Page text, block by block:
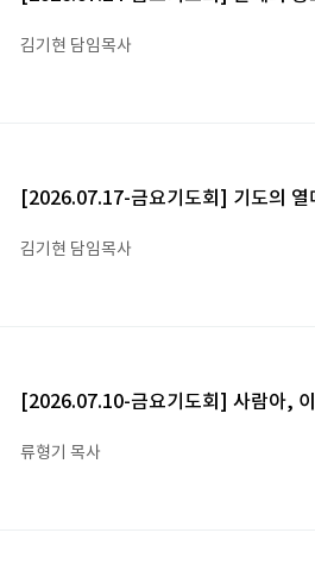
김기현 담임목사
[2026.07.17-금요기도회] 기도의
김기현 담임목사
[2026.07.10-금요기도회] 사람아,
류형기 목사